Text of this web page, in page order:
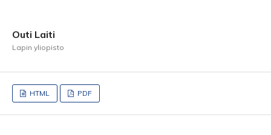
Outi Laiti
Lapin yliopisto
HTML PDF